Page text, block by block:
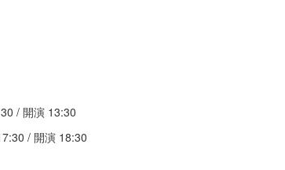
/ 開演 13:30
/ 開演 18:30